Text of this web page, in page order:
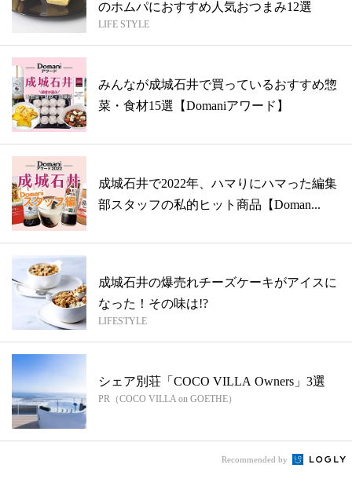
のホムパにおすすめ人気おつまみ12選
LIFE STYLE
みんなが成城石井で買っているおすすめ惣
菜・食材15選【Domaniアワード】
成城石井で2022年、ハマりにハマった編集
部スタッフの私的ヒット商品【Doman...
成城石井の爆売れチーズケーキがアイスに
なった！その味は!?
LIFESTYLE
シェア別荘「COCO VILLA Owners」3選
PR（COCO VILLA on GOETHE）
Recommended by